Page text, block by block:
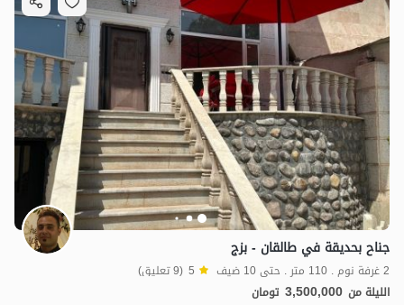
جناح بحديقة في طالقان - بزج
2 غرفة نوم . 110 متر . حتى 10 ضيف 5 (9 تعليق)
الليلة من 3,500,000 تومان